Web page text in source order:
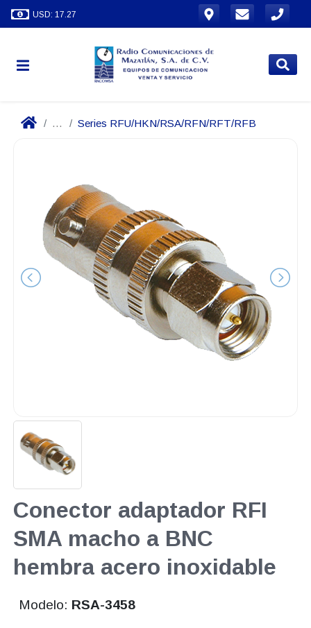
USD: 17.27
... Series RFU/HKN/RSA/RFN/RFT/RFB
Conector adaptador RFI
SMA macho a BNC
hembra acero inoxidable
Modelo: RSA-3458